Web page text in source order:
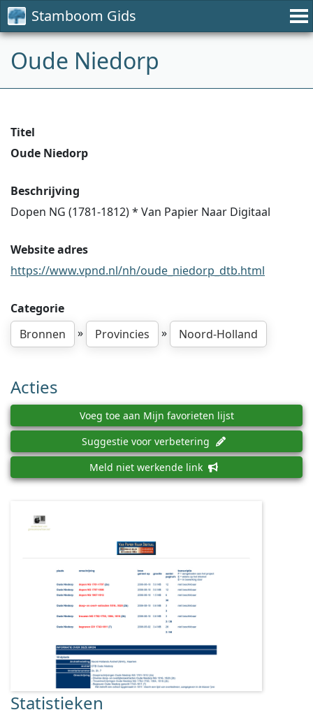
Stamboom Gids
Oude Niedorp
Titel
Oude Niedorp
Beschrijving
Dopen NG (1781-1812) * Van Papier Naar Digitaal
Website adres
https://www.vpnd.nl/nh/oude_niedorp_dtb.html
Categorie
Bronnen
» Provincies » Noord-Holland
Acties
Voeg toe aan Mijn favorieten lijst
Suggestie voor verbetering
Meld niet werkende link
Statistieken